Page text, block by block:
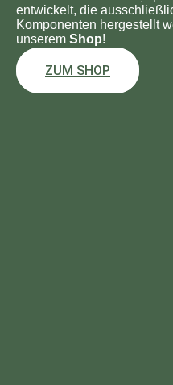
entwickelt, die
Komponenten hergestellt
unserem Shop!
ZUM SHOP